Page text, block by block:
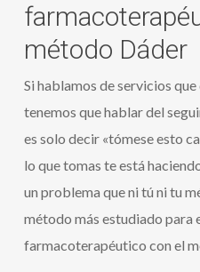
método Dáder
Si hablamos de servicios
tenemos que hablar del
es solo decir «tómese esto
lo que tomas te está
un problema que ni tú ni tu
método más estudiado para
farmacoterapéutico con el